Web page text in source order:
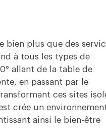
bien plus que des
à tous les types de
allant de la table de
en passant par le
ces sites
crée un
ainsi le bien-être